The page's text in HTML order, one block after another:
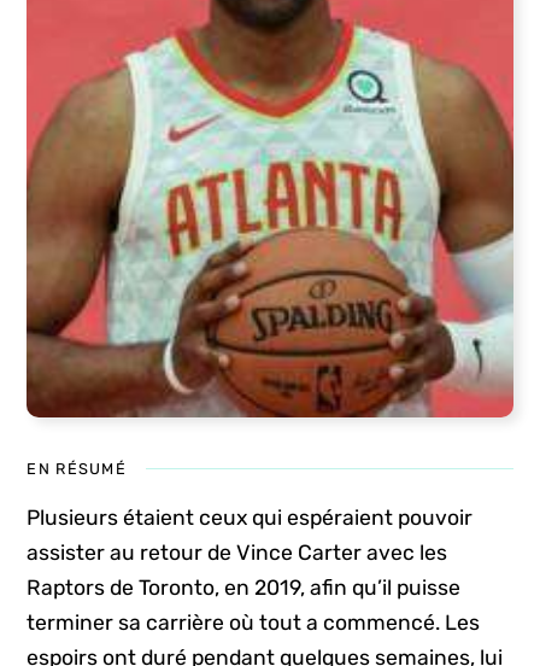
EN RÉSUMÉ
Plusieurs étaient ceux qui espéraient pouvoir
assister au retour de Vince Carter avec les
Raptors de Toronto, en 2019, afin qu’il puisse
terminer sa carrière où tout a commencé. Les
espoirs ont duré pendant quelques semaines, lui